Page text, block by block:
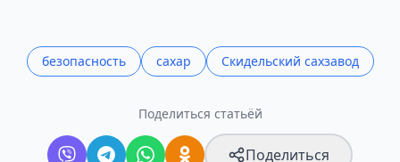
безопасность сахар Скидельский сахзавод
Поделиться статьёй
Поделиться